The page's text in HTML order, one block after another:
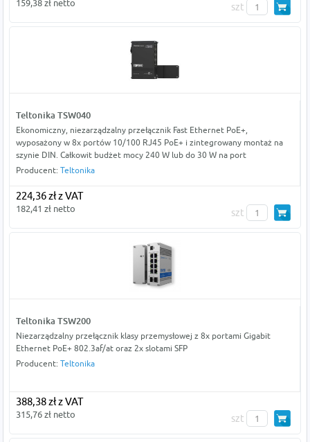
159,38 zł netto szt
Teltonika TSW040
Ekonomiczny, niezarządzalny przełącznik Fast Ethernet PoE+,
wyposażony w 8x portów 10/100 RJ45 PoE+ i zintegrowany montaż na
szynie DIN. Całkowit budżet mocy 240 W lub do 30 W na port
Producent: Teltonika
224,36 zł z VAT
182,41 zł netto szt
Teltonika TSW200
Niezarządzalny przełącznik klasy przemysłowej z 8x portami Gigabit
Ethernet PoE+ 802.3af/at oraz 2x slotami SFP
Producent: Teltonika
388,38 zł z VAT
315,76 zł netto szt